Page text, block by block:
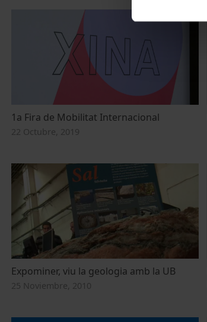
1a Fira de Mobilitat Internacional
22 Octubre, 2019
Expominer, viu la geologia amb la UB
25 Noviembre, 2010